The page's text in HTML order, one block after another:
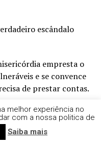
escândalo
empresta o
e se convence
de prestar contas.
melhor experiência no
com a nossa politica de
Saiba mais